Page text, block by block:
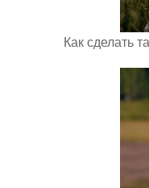
Как сделать